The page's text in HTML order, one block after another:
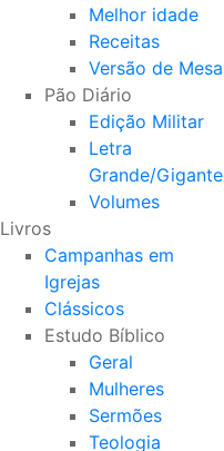
Melhor idade
Receitas
Versão de Mesa
Pão Diário
Edição Militar
Letra
Grande/Gigante
Volumes
Livros
Campanhas em
Igrejas
Clássicos
Estudo Bíblico
Geral
Mulheres
Sermões
Teologia